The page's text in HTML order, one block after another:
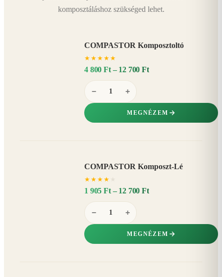
komposztáláshoz szükséged lehet.
COMPASTOR Komposztoltó
★ ★ ★ ★ ★
4 800 Ft – 12 700 Ft
− +
MEGNÉZEM
COMPASTOR Komposzt-Lé
★ ★ ★ ★
1 905 Ft – 12 700 Ft
− +
MEGNÉZEM